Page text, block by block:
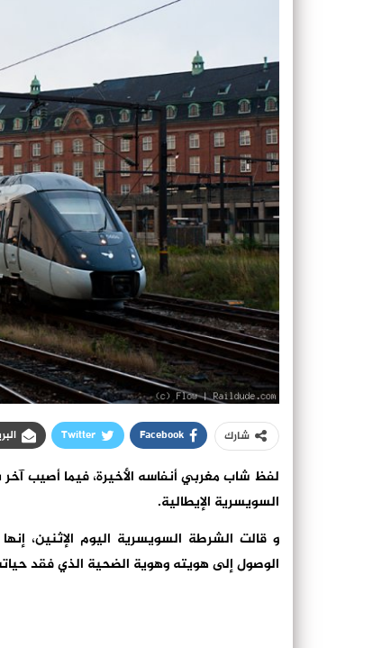
شارك Facebook
Twitter
لفظ شاب مغربي أنفاسه الأخيرة، فيما أصيب
السويسرية الإيطالية.
و قالت الشرطة السويسرية اليوم الإثنين،
الوصول إلى هويته وهوية الضحية الذي فقد